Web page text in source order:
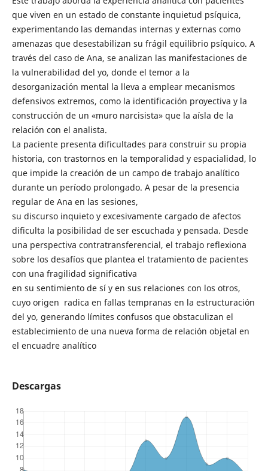
que viven en un estado de constante inquietud psíquica,
experimentando las demandas internas y externas como
amenazas que desestabilizan su frágil equilibrio psíquico. A
través del caso de Ana, se analizan las manifestaciones de
la vulnerabilidad del yo, donde el temor a la
desorganización mental la lleva a emplear mecanismos
defensivos extremos, como la identificación proyectiva y la
construcción de un «muro narcisista» que la aísla de la
relación con el analista.
La paciente presenta dificultades para construir su propia
historia, con trastornos en la temporalidad y espacialidad, lo
que impide la creación de un campo de trabajo analítico
durante un período prolongado. A pesar de la presencia
regular de Ana en las sesiones,
su discurso inquieto y excesivamente cargado de afectos
dificulta la posibilidad de ser escuchada y pensada. Desde
una perspectiva contratransferencial, el trabajo reflexiona
sobre los desafíos que plantea el tratamiento de pacientes
con una fragilidad significativa
en su sentimiento de sí y en sus relaciones con los otros,
cuyo origen radica en fallas tempranas en la estructuración
del yo, generando límites confusos que obstaculizan el
establecimiento de una nueva forma de relación objetal en
el encuadre analítico
Descargas